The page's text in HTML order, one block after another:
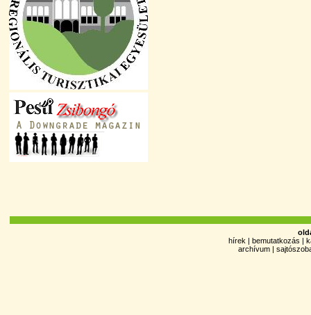
hírek | bemutatkozás |
archívum |